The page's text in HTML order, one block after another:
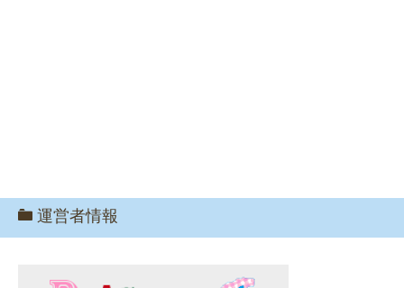
運営者情報